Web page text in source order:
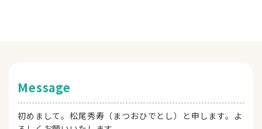
Message
初めまして。松尾秀寿（まつおひでとし）と申します。よ